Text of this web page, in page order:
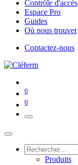
Contrôle d'accès
Espace Pro
Guides
Où nous trouver
Contactez-nous
0
0
Produits